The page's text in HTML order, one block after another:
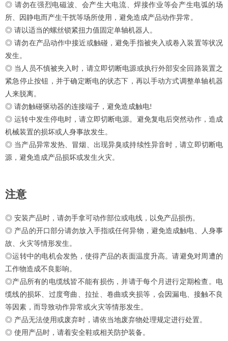
◎ 请勿在强烈电磁波、会产生大电流、焊接作业等会产生电弧的场
所、因静电而产生干扰等场所使用，避免造成产品动作异常。
◎ 请以适当的螺丝锁紧扭力值固定单轴机器人。
◎ 请勿在产品动作中接近或触碰，避免手指被夹入或卷入装置等状况
发生。
◎ 当人员不慎被夹入时，请立即切断电源或执行外部安全回路装置之
紧急停止按钮，并于确定断电的状态下，再以手动方式调整单轴机器
人来脱离。
◎ 请勿触碰驱动器的连接端子，避免造成触电!
◎ 运转中发生停电时，请立即切断电源。避免复电后突然动作，造成
机械装置的损坏或人身事故发生。
◎ 当产品异常发热、冒烟、出现异臭或持续性异音时，请立即切断电
源，避免造成产品损坏或发生火灾。
注意
◎ 安装产品时，请勿手拿可动作部位或电线，以免产品损伤。
◎ 产品的开口部分请勿放入手指或任何异物，避免造成触电、人身事
故、火灾等情形发生。
◎运转中的电机会发热，使得产品的表面温度升高。请避免对周遭的
工作物造成不良影响。
◎产品所有的电缆线皆不能有损伤，并请于每个月进行定期检查。电
缆线的损坏、过度弯曲、拉扯、卷曲或夹损等，会因漏电、接触不良
等因素，而导致动作异常或火灾等情形发生。
◎ 产品无法使用或废弃时，请依当地废弃物处理规定进行处置。
◎ 使用产品时，请着安全鞋或相关防护装备。